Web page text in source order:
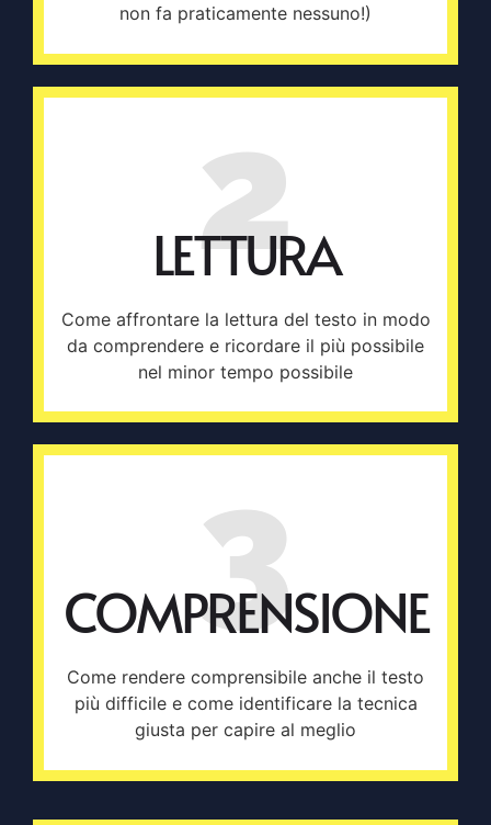
non fa praticamente nessuno!)
2
LETTURA
Come affrontare la lettura del testo in modo
da comprendere e ricordare il più possibile
nel minor tempo possibile
3
COMPRENSIONE
Come rendere comprensibile anche il testo
più difficile e come identificare la tecnica
giusta per capire al meglio